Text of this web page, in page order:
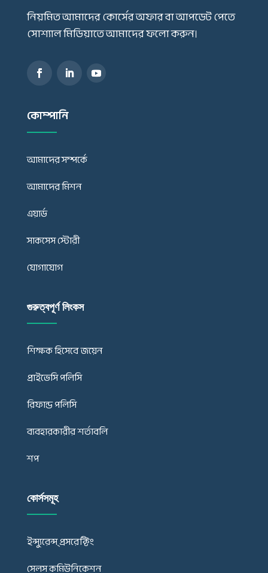
নিয়মিত আমাদের কোর্সের অফার বা আপডেট পেতে
সোশ্যাল মিডিয়াতে আমাদের ফলো করুন।
কোম্পানি
আমাদের সম্পর্কে
আমাদের মিশন
এয়ার্ড
সাকসেস স্টোরী
যোগাযোগ
গুরুত্বপূর্ণ লিংকস
শিক্ষক হিসেবে জয়েন
প্রাইভেসি পলিসি
রিফান্ড পলিসি
ব্যবহারকারীর শর্তাবলি
শপ
কোর্সসমূহ
ইন্স্যুরেন্স্ প্রসরেক্টিং
সেলস কমিউনিকেশন